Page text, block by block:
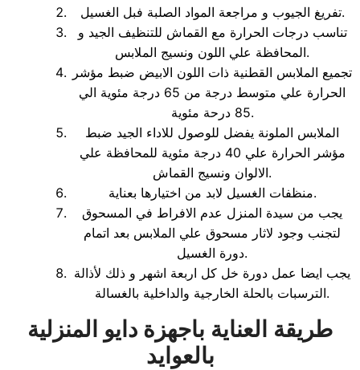
تفريغ الجيوب و مراجعة المواد الصلبة فبل الغسيل.
تناسب درجات الحرارة مع القماش للتنظيف الجيد و
المحافظة علي اللون ونسيج الملابس.
تجميع الملابس القطنية ذات اللون الابيض ضبط مؤشر
الحرارة علي متوسط درجة من 65 درجة مئوية الي
85 درحة مئوية.
الملابس الملونة يفضل للوصول للاداء الجيد ضبط
مؤشر الحرارة علي 40 درجة مئوية للمحافظة علي
الالوان ونسيج القماش.
منظفات الغسيل لابد من اختيارها بعناية.
يجب من سيدة المنزل عدم الافراط في المسحوق
لتجنب وجود لاثار مسحوق علي الملابس بعد اتمام
دورة الغسيل.
يجب ايضا عمل دورة خل كل اربعة اشهر و ذلك لأذالة
الترسبات بالحلة الخارجية والداخلية بالغسالة.
طريقة العناية باجهزة دايو المنزلية
بالعوايد